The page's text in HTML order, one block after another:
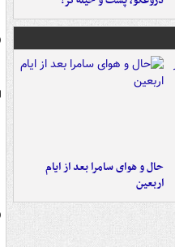
حال و هوای سامرا بعد از ایام
اربعین